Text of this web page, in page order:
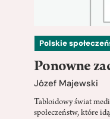
Polskie
Ponowne
Józef Majewski
Tabloidowy świat
społeczeństw, które